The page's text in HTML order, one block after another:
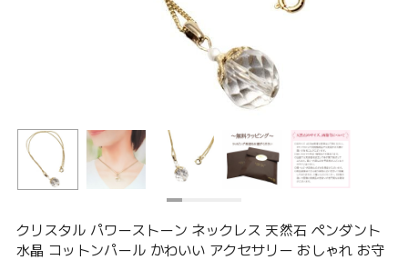
クリスタル パワーストーン ネックレス 天然石 ペンダント
水晶 コットンパール かわいい アクセサリー おしゃれ お守